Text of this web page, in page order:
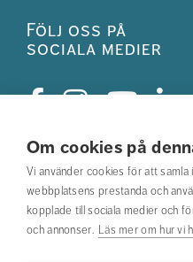
Om cookies på
Vi använder cookies för att samla
webbplatsens prestanda och
kopplade till sociala medier och
och annonser. Läs mer om hur vi
Följ oss på
sociala medier
Studentkåren
Hitta din utbildning
Hitta medarbetare